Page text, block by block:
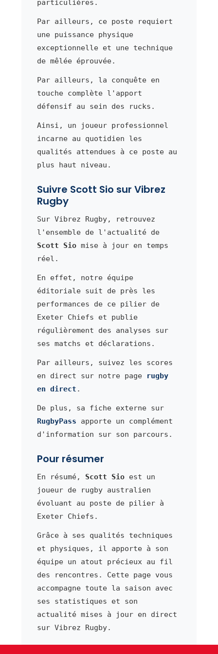
particulières.
Par ailleurs, ce poste requiert
une puissance physique
exceptionnelle et une technique
de mêlée éprouvée.
Par ailleurs, la conquête en
touche complète l'apport
défensif au sein des rucks.
Ainsi, un joueur professionnel
incarne au quotidien les
qualités attendues à ce poste au
plus haut niveau.
Suivre Scott Sio sur Vibrez
Rugby
Sur Vibrez Rugby, retrouvez
l'ensemble de l'actualité de
Scott Siomise à jour en temps
réel.
En effet, notre équipe
éditoriale suit de près les
performances de ce pilier de
Exeter Chiefs et publie
régulièrement des analyses sur
ses matchs et déclarations.
Par ailleurs, suivez les scores
en direct sur notre page
rugby
en direct .
De plus, sa fiche externe sur
RugbyPass apporte un complément
d'information sur son parcours.
Pour résumer
En résumé, Scott Sioest un
joueur de rugby australien
évoluant au poste de pilier à
Exeter Chiefs.
Grâce à ses qualités techniques
et physiques, il apporte à son
équipe un atout précieux au fil
des rencontres. Cette page vous
accompagne toute la saison avec
ses statistiques et son
actualité mises à jour en direct
sur Vibrez Rugby.